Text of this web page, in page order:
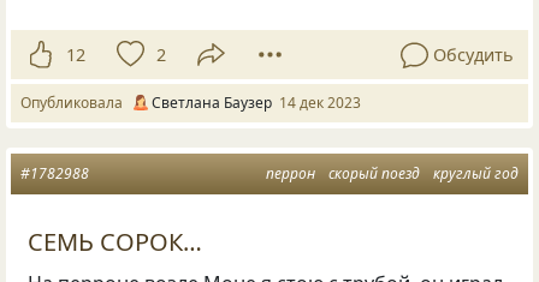
12 2 Обсудить
Опубликовала Светлана Баузер 14 дек 2023
перрон скорый поезд круглый год
#1782988
СЕМЬ СОРОК…